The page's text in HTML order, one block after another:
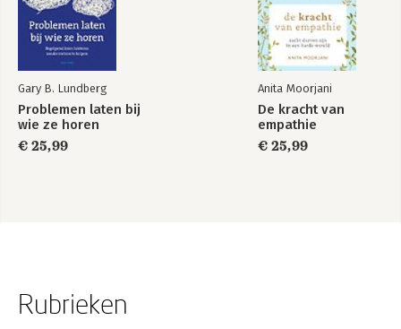
Gary B. Lundberg
Problemen laten bij
wie ze horen
€ 25,99
Anita Moorjani
De kracht van
empathie
€ 25,99
Rubrieken